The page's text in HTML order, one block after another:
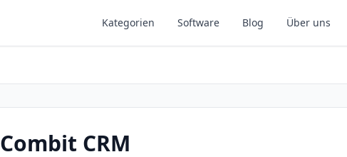
Kategorien Software Blog Über uns
Combit CRM